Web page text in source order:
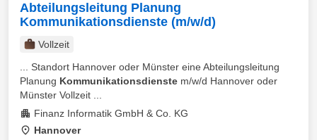
Abteilungsleitung Planung
Kommunikationsdienste (m/w/d)
Vollzeit
... Standort Hannover oder Münster eine Abteilungsleitung
Planung Kommunikationsdienste m/w/d Hannover oder
Münster Vollzeit ...
Finanz Informatik GmbH & Co. KG
Hannover